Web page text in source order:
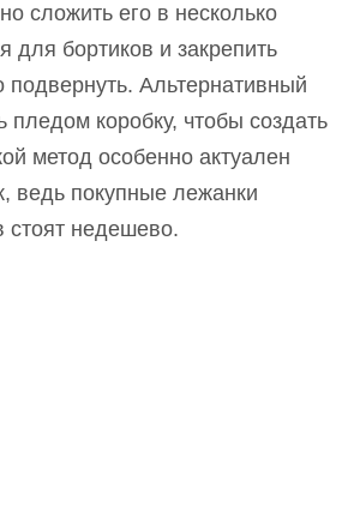
сложить его в несколько
для бортиков и закрепить
подвернуть. Альтернативный
пледом коробку, чтобы создать
метод особенно актуален
ведь покупные лежанки
стоят недешево.